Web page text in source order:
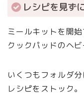
レシピを見ず
ミールキットを開始
クックパッドのヘ
いくつもフォルダ分
レシピをストック。